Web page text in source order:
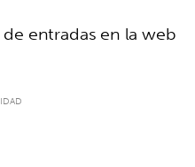
entradas en la web